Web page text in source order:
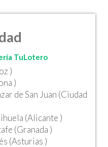
TuLotero
)
)
de San Juan (Ciudad
(Alicante )
(Granada )
(Asturias )